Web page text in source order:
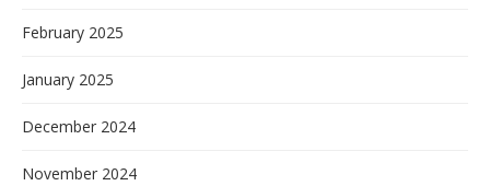
February 2025
January 2025
December 2024
November 2024